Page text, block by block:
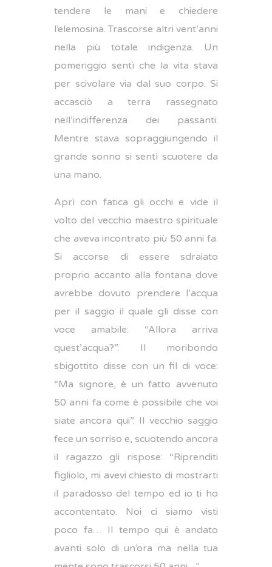
tendere le mani e chiedere
l’elemosina. Trascorse altri vent’anni
nella più totale indigenza. Un
pomeriggio sentì che la vita stava
per scivolare via dal suo corpo. Si
accasciò a terra rassegnato
nell’indifferenza dei passanti.
Mentre stava sopraggiungendo il
grande sonno si sentì scuotere da
una mano.
Aprì con fatica gli occhi e vide il
volto del vecchio maestro spirituale
che aveva incontrato più 50 anni fa.
Si accorse di essere sdraiato
proprio accanto alla fontana dove
avrebbe dovuto prendere l’acqua
per il saggio il quale gli disse con
voce amabile: “Allora arriva
quest’acqua?”. Il moribondo
sbigottito disse con un fil di voce:
“Ma signore, è un fatto avvenuto
50 anni fa come è possibile che voi
siate ancora qui”. Il vecchio saggio
fece un sorriso e, scuotendo ancora
il ragazzo gli rispose: “Riprenditi
figliolo, mi avevi chiesto di mostrarti
il paradosso del tempo ed io ti ho
accontentato. Noi ci siamo visti
poco fa… Il tempo qui è andato
avanti solo di un’ora ma nella tua